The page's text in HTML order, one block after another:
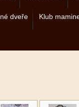
dveře Klub